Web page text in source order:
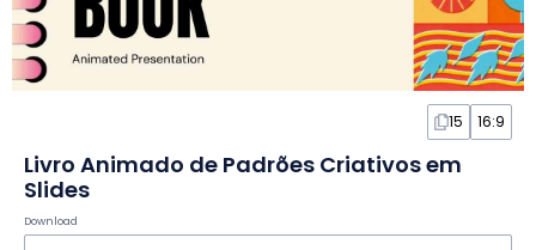
15 16:9
Livro Animado de Padrões Criativos em
Slides
Download